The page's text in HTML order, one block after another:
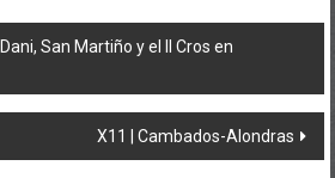
San Martiño y el II Cros en
X11 | Cambados-Alondras